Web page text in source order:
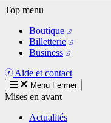
Aller
contenu
principal
Top menu
Boutique
Billetterie
Business
Aide et contact
Menu Fermer
Mises en avant
Actualités